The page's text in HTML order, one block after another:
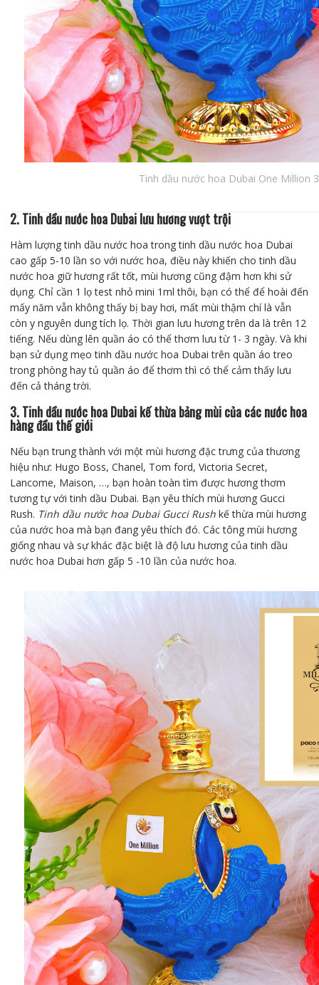
Tinh dầu nước hoa Dubai One Million
2. Tinh dầu nước hoa Dubai lưu hương vượt trội
Hàm lượng tinh dầu nước hoa trong tinh dầu nước hoa Dubai
cao gấp 5-10 lần so với nước hoa, điều này khiến cho tinh dầu
nước hoa giữ hương rất tốt, mùi hương cũng đậm hơn khi sử
dụng. Chỉ cần 1 lọ test nhỏ mini 1ml thôi, bạn có thể để hoài đến
mấy năm vẫn không thấy bị bay hơi, mất mùi thậm chí là vẫn
còn y nguyên dung tích lọ. Thời gian lưu hương trên da là trên 12
tiếng. Nếu dùng lên quần áo có thể thơm lưu từ 1- 3 ngày. Và khi
bạn sử dụng mẹo tinh dầu nước hoa Dubai trên quần áo treo
trong phòng hay tủ quần áo để thơm thì có thể cảm thấy lưu
đến cả tháng trời.
3. Tinh dầu nước hoa Dubai kế thừa bảng mùi của các nước hoa
hàng đầu thế giới
Nếu bạn trung thành với một mùi hương đặc trưng của thương
hiệu như: Hugo Boss, Chanel, Tom ford, Victoria Secret,
Lancome, Maison, …, bạn hoàn toàn tìm được hương thơm
tương tự với tinh dầu Dubai. Bạn yêu thích mùi hương Gucci
Rush. Tinh dầu nước hoa Dubai Gucci Rushkế thừa mùi hương
của nước hoa mà bạn đang yêu thích đó. Các tông mùi hương
giống nhau và sự khác đặc biệt là độ lưu hương của tinh dầu
nước hoa Dubai hơn gấp 5 -10 lần của nước hoa.